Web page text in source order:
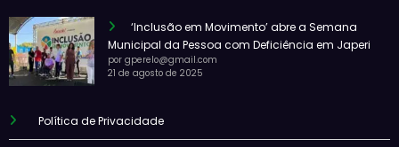
‘Inclusão em Movimento’ abre a Semana
Municipal da Pessoa com Deficiência em Japeri
por gperelo@gmail.com
21 de agosto de 2025
Política de Privacidade